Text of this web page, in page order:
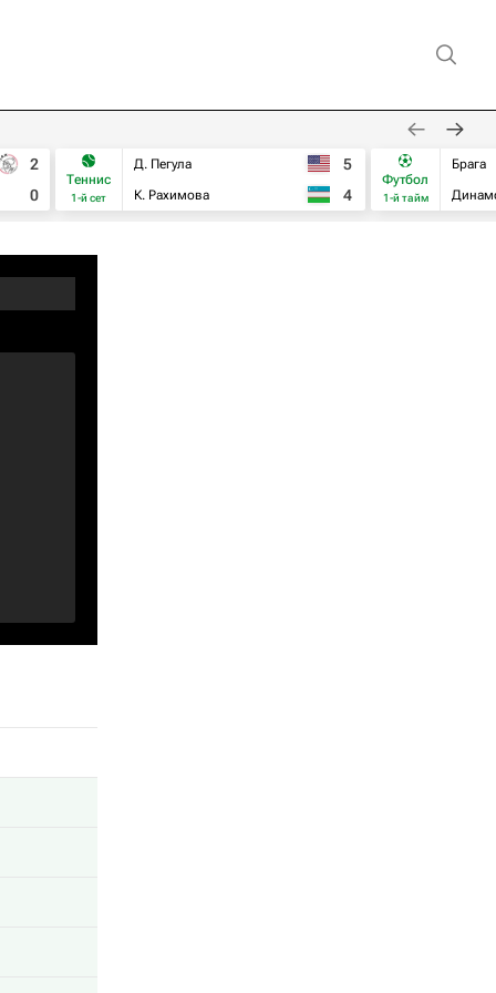
2
0
Теннис
1-й сет
Д. Пегула
К. Рахимова
5
4
Футбол
1-й тайм
Брага